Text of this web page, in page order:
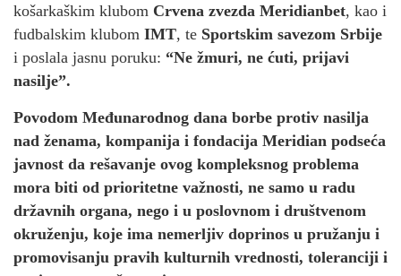
košarkaškim klubom Crvena zvezda Meridianbet, kao i
fudbalskim klubom IMT, te Sportskim savezom Srbije
i poslala jasnu poruku: “Ne žmuri, ne ćuti, prijavi
nasilje”.
Povodom Međunarodnog dana borbe protiv nasilja
nad ženama, kompanija i fondacija Meridian podseća
javnost da rešavanje ovog kompleksnog problema
mora biti od prioritetne važnosti, ne samo u radu
državnih organa, nego i u poslovnom i društvenom
okruženju, koje ima nemerljiv doprinos u pružanju i
promovisanju pravih kulturnih vrednosti, toleranciji i